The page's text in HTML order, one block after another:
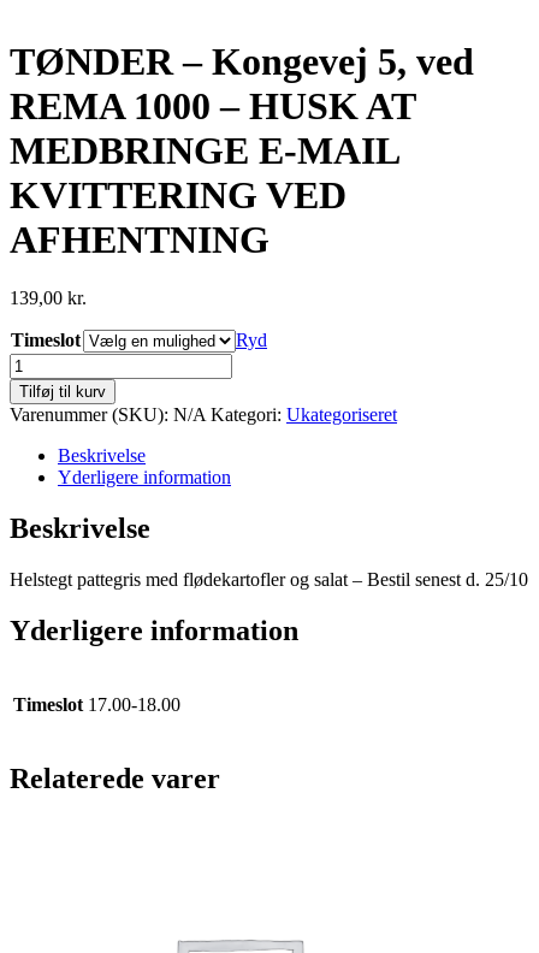
TØNDER – Kongevej 5, ved
REMA 1000 – HUSK AT
MEDBRINGE E-MAIL
KVITTERING VED
AFHENTNING
139,00 kr.
Timeslot
Ryd
TØNDER
-
Kongevej
5,
REMA
-
HUSK
MEDBRINGE
MAIL
KVITTERING
antal
Tilføj til kurv
Varenummer (SKU): N/A Kategori: Ukategoriseret
Beskrivelse
Yderligere information
Beskrivelse
Helstegt pattegris med flødekartofler og salat – Bestil senest d. 25/10
Yderligere information
Timeslot 17.00-18.00
Relaterede varer